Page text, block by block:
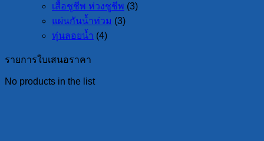
เสื้อชูชีพ ห่วงชูชีพ (3)
แผ่นกันน้ำท่วม (3)
ทุ่นลอยน้ำ (4)
รายการใบเสนอราคา
No products in the list